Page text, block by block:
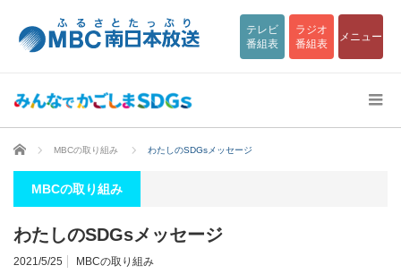
テレビ
番組表
ラジオ
番組表
メニュー
ホーム MBCの取り組み わたしのSDGsメッセージ
MBCの取り組み
わたしのSDGsメッセージ
2021/5/25 MBCの取り組み